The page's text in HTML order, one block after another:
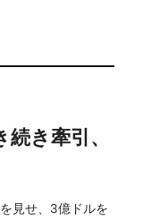
き牽引、
見せ、3億ドルを